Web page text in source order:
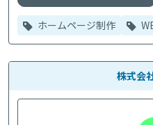
ホームページ制作
株式会